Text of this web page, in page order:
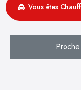
Vous êtes